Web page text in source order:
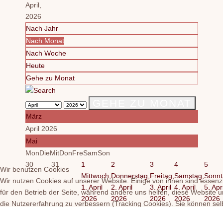
April,
2026
Nach Jahr
Nach Monat
Nach Woche
Heute
Gehe zu Monat
März
April 2026
Mai
MonDieMitDonFreSamSon
30
31
1
Mittwoch,
1. April
2026
2
Donnerstag,
2. April
2026
3
Freitag,
3. April
2026
4
Samstag,
4. April
2026
5
5.
2026
Wir benutzen Cookies
Wir nutzen Cookies auf unserer Website. Einige von ihnen sind
für den Betrieb der Seite, während andere uns helfen, diese Website
die Nutzererfahrung zu verbessern (Tracking Cookies). Sie können